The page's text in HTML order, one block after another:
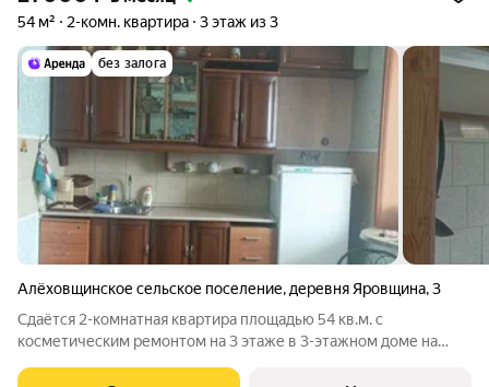
54 м² 2-комн. квартира 3 этаж из 3
без залога
Алёховщинское сельское поселение, деревня Яровщина,3
Сдаётся 2-комнатная квартира площадью 54 кв.м. с
косметическим ремонтом на 3 этаже в 3-этажном доме на